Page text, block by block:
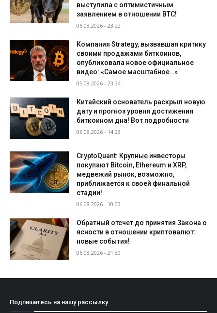
выступила с оптимистичным
заявлением в отношении BTC!
06.08.2026 - 23:22
Компания Strategy, вызвавшая критику
своими продажами биткоинов,
опубликовала новое официальное
видео: «Самое масштабное…»
05.08.2026 - 23:34
Китайский основатель раскрыл новую
дату и прогноз уровня достижения
биткоином дна! Вот подробности
06.08.2026 - 14:23
CryptoQuant: Крупные инвесторы
покупают Bitcoin, Ethereum и XRP,
медвежий рынок, возможно,
приближается к своей финальной
стадии!
06.08.2026 - 10:03
Обратный отсчет до принятия Закона о
ясности в отношении криптовалют:
новые события!
06.08.2026 - 21:30
Подпишитесь на нашу рассылку